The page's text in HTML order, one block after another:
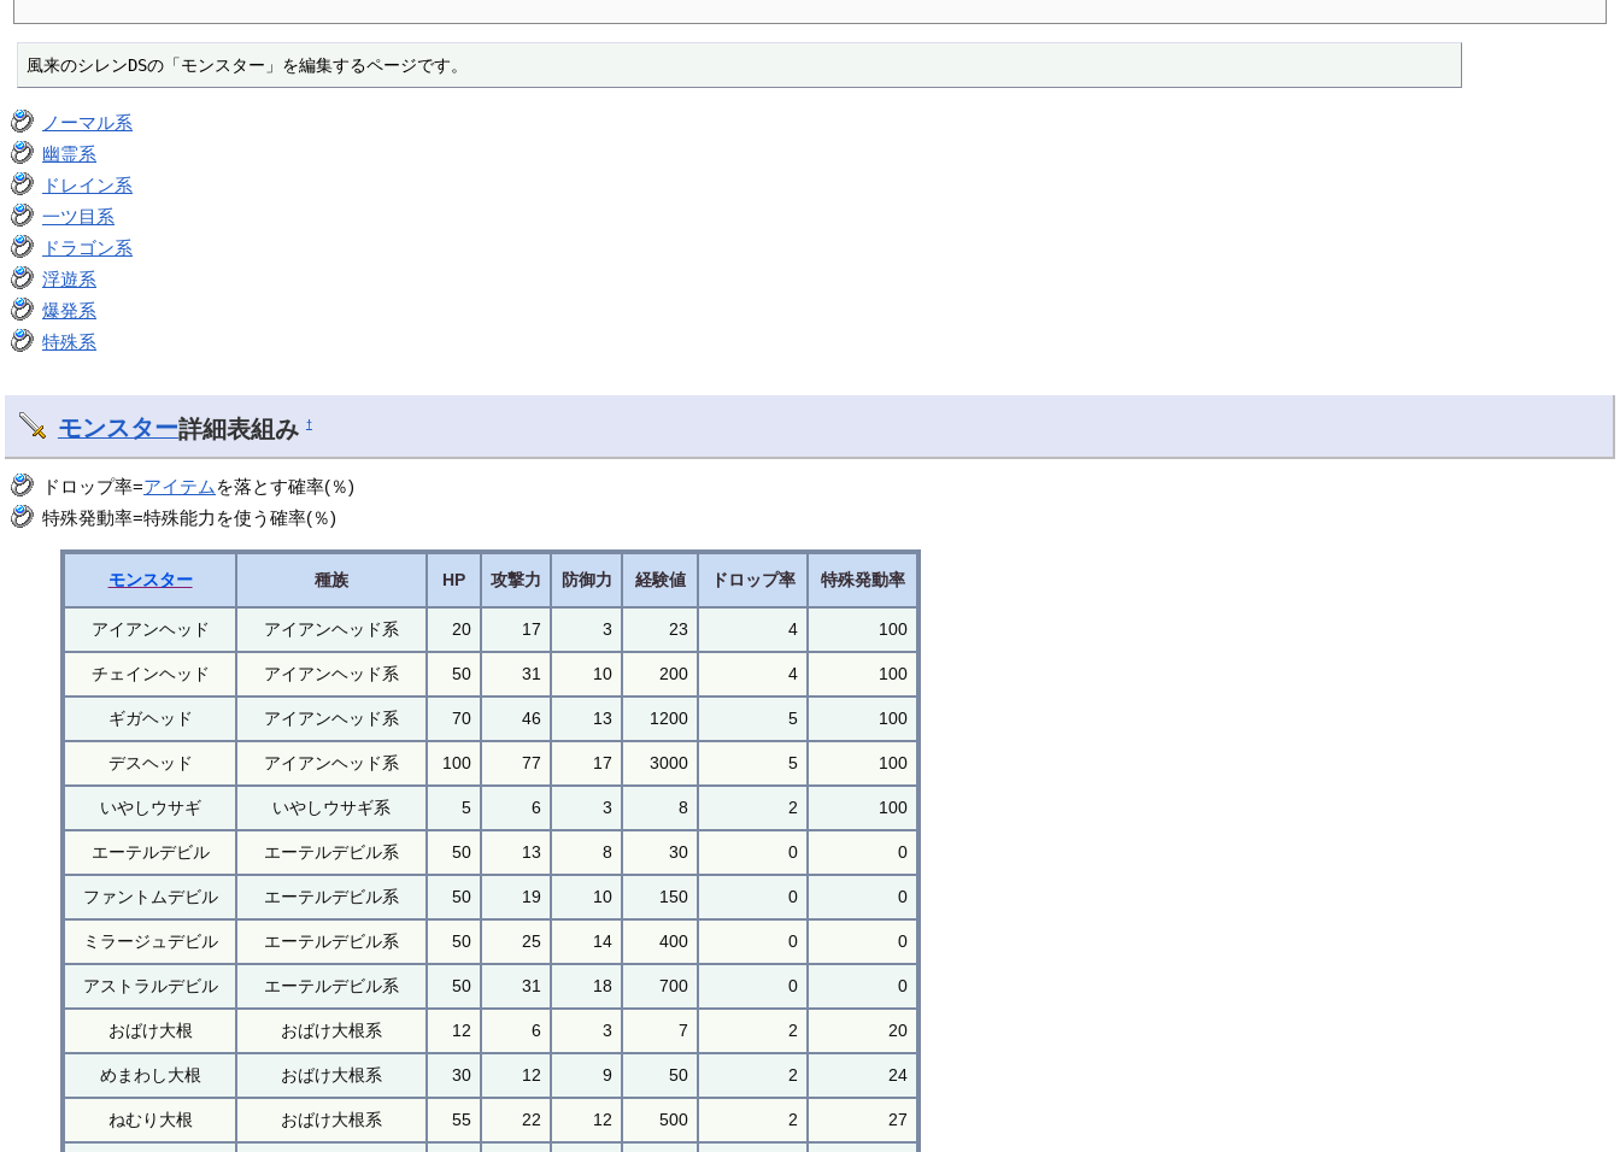
風来のシレンDSの「モンスター」を編集するページです。
ノーマル系
幽霊系
ドレイン系
一ツ目系
ドラゴン系
浮遊系
爆発系
特殊系
モンスター詳細表組み †
ドロップ率=アイテム を落とす確率(％)
特殊発動率=特殊能力を使う確率(％)
モンスター 種族 HP 攻撃力 防御力 経験値 ドロップ率 特殊発動率
アイアンヘッド アイアンヘッド系 20 17 3 23 4 100
チェインヘッド アイアンヘッド系 50 31 10 200 4 100
ギガヘッド アイアンヘッド系 70 46 13 1200 5 100
デスヘッド アイアンヘッド系 100 77 17 3000 5 100
いやしウサギ いやしウサギ系 5 6 3 8 2 100
エーテルデビル エーテルデビル系 50 13 8 30 0 0
ファントムデビル エーテルデビル系 50 19 10 150 0 0
ミラージュデビル エーテルデビル系 50 25 14 400 0 0
アストラルデビル エーテルデビル系 50 31 18 700 0 0
おばけ大根 おばけ大根系 12 6 3 7 2 20
めまわし大根 おばけ大根系 30 12 9 50 2 24
ねむり大根 おばけ大根系 55 22 12 500 2 27